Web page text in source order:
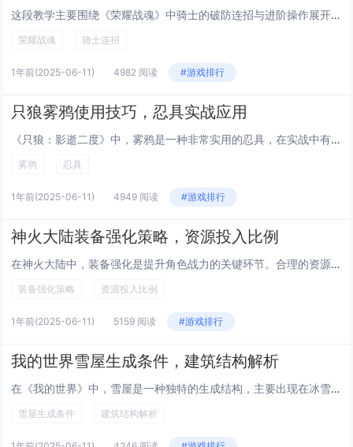
这段教学主要围绕《荣耀战魂》中骑士的破防连招与进阶操作展开。它详细解析了如何通过精准的攻击节奏和技巧打断敌人的防御，实现高效破防。还介绍了多种实用的连招组合，帮助玩家在战斗中占据主动。视频或文章可能包含对不同武器特性的分析，以及针对各类敌人...
荣耀战魂 骑士连招
1年前(2025-06-11) 4982 阅读 #游戏排行
只狼雾鸦使用技巧，忍具实战应用
《只狼：影逝二度》中，雾鸦是一种非常实用的忍具，在实战中有诸多应用技巧。雾鸦可用于快速位移，通过投掷雾鸦到达地图上的高处或难以触及的位置，从而探索隐藏路线或避开正面战斗。在战斗中，合理运用雾鸦可以打乱敌人节奏，创造进攻机会。利用其短暂干扰效...
雾鸦 忍具
1年前(2025-06-11) 4949 阅读 #游戏排行
神火大陆装备强化策略，资源投入比例
在神火大陆中，装备强化是提升角色战力的关键环节。合理的资源投入比例能够最大化收益，避免不必要的浪费。建议优先强化主力装备，如武器和防具，因为这些部位对属性影响最大。在低级强化阶段可适当多投入资源，成功率较高且成本较低；而高等级强化时，则需谨...
装备强化策略 资源投入比例
1年前(2025-06-11) 5159 阅读 #游戏排行
我的世界雪屋生成条件，建筑结构解析
在《我的世界》中，雪屋是一种独特的生成结构，主要出现在冰雪生物群系。其生成条件要求地形为冰雪平原或雪山区域，且高度适宜。雪屋的建筑结构通常包括一个主体建筑，由圆石和木材构成，内部可能包含铁锭、胡萝卜、土豆等物品，有时还会生成村民。屋顶采用雪...
雪屋生成条件 建筑结构解析